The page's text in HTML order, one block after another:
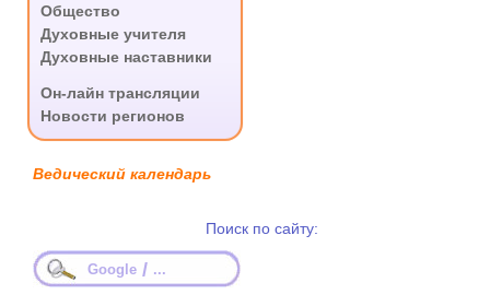
Общество
Духовные учителя
Духовные наставники
Он-лайн трансляции
Новости регионов
Ведический календарь
Поиск по сайту:
Google / ...